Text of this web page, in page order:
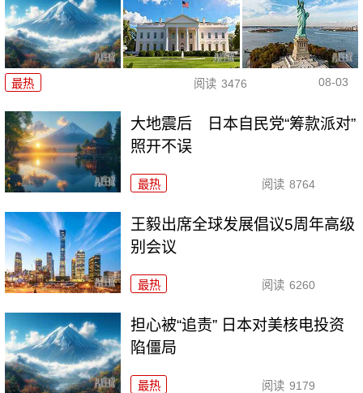
最热 阅读 3476 08-03
大地震后 日本自民党“筹款派对”
照开不误
最热 阅读 8764
王毅出席全球发展倡议5周年高级
别会议
最热 阅读 6260
担心被“追责” 日本对美核电投资
陷僵局
最热 阅读 9179